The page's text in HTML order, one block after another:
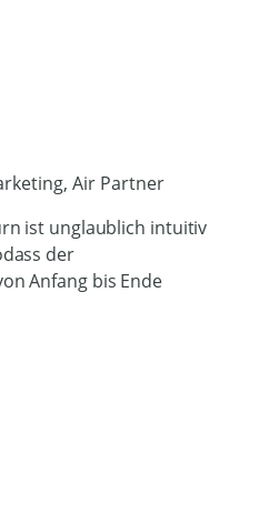
Air Partner
ist unglaublich intuitiv
der
Anfang bis Ende